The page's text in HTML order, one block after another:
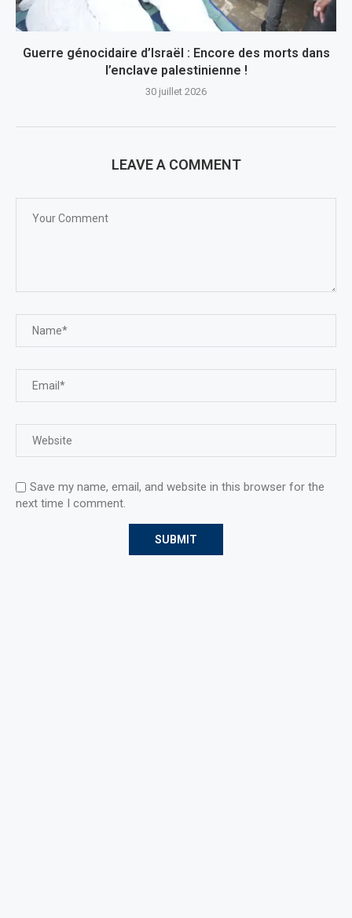
Guerre génocidaire d’Israël : Encore des morts dans
l’enclave palestinienne !
30 juillet 2026
LEAVE A COMMENT
Save my name, email, and website in this browser for the
next time I comment.